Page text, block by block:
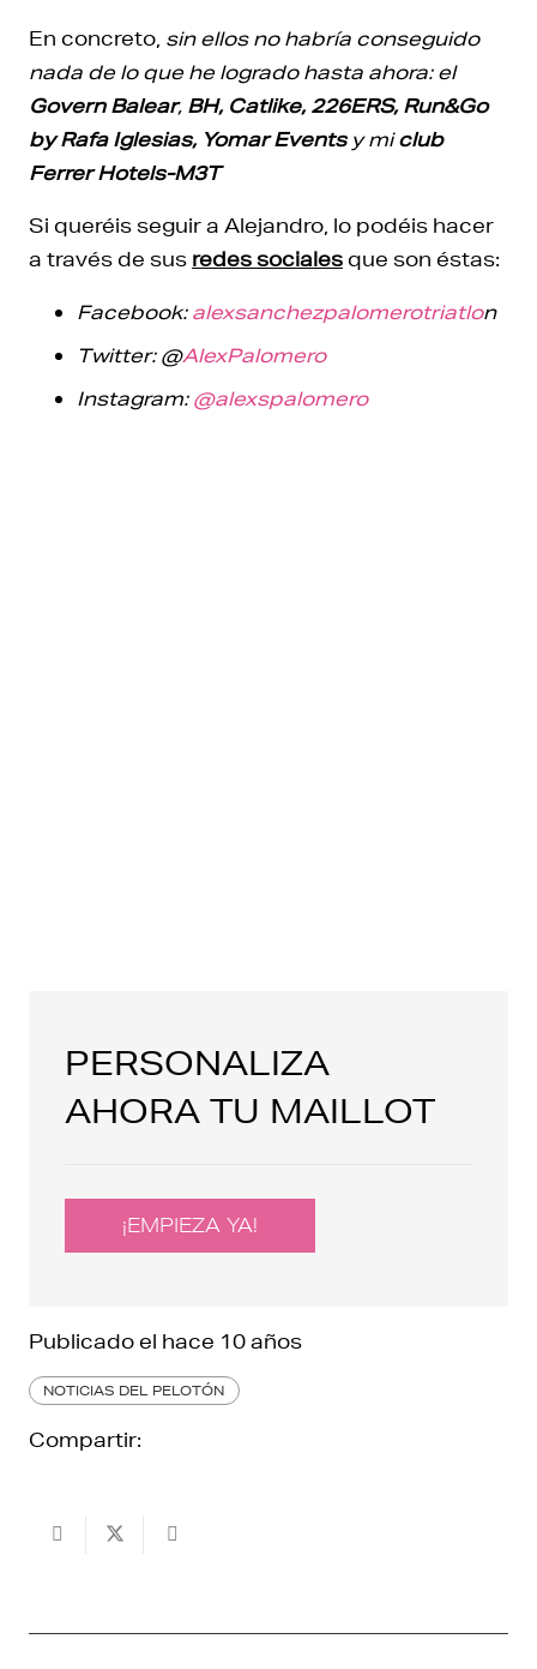
En concreto, sin ellos no habría conseguido
nada de lo que he logrado hasta ahora: el
Govern Balear, BH, Catlike, 226ERS, Run&Go
by Rafa Iglesias, Yomar Eventsy miclub
Ferrer Hotels-M3T
Si queréis seguir a Alejandro, lo podéis hacer
a través de sus redes socialesque son éstas:
Facebook:alexsanchezpalomerotriatlon
Twitter: @AlexPalomero
Instagram:@alexspalomero
PERSONALIZA
AHORA TU MAILLOT
¡EMPIEZA YA!
Publicado el hace 10 años
NOTICIAS DEL PELOTÓN
Compartir: